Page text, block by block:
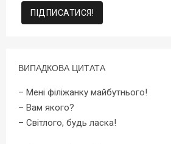
ВИПАДКОВА ЦИТАТА
– Мені філіжанку майбутнього!
– Вам якого?
– Світлого, будь ласка!